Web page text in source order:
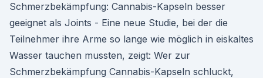
Schmerzbekämpfung: Cannabis-Kapseln besser
geeignet als Joints - Eine neue Studie, bei der die
Teilnehmer ihre Arme so lange wie möglich in eiskaltes
Wasser tauchen mussten, zeigt: Wer zur
Schmerzbekämpfung Cannabis-Kapseln schluckt,